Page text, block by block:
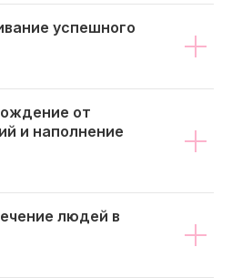
успешного
от
и наполнение
людей в